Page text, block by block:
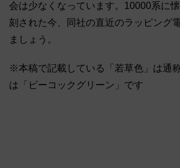
会は少なくなっています。10000系に
刻された今、同社の直近のラッピング
ましょう。
※本稿で記載している「若草色」は通
は「ピーコックグリーン」です